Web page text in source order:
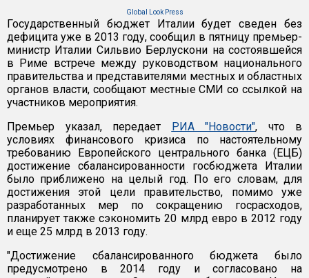
Global Look Press
Государственный бюджет Италии будет сведен без
дефицита уже в 2013 году, сообщил в пятницу премьер-
министр Италии Сильвио Берлускони на состоявшейся
в Риме встрече между руководством национального
правительства и представителями местных и областных
органов власти, сообщают местные СМИ со ссылкой на
участников мероприятия.
Премьер указал, передает РИА "Новости", что в
условиях финансового кризиса по настоятельному
требованию Европейского центрального банка (ЕЦБ)
достижение сбалансированности госбюджета Италии
было приближено на целый год. По его словам, для
достижения этой цели правительство, помимо уже
разработанных мер по сокращению госрасходов,
планирует также сэкономить 20 млрд евро в 2012 году
и еще 25 млрд в 2013 году.
"Достижение сбалансированного бюджета было
предусмотрено в 2014 году и согласовано на